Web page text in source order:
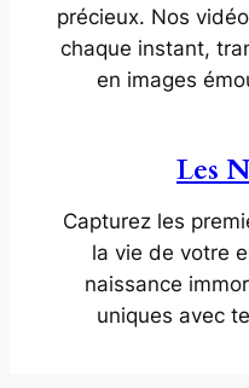
précieux. Nos
chaque instant,
en images
Les
Capturez les
la vie de votre
naissance
uniques avec